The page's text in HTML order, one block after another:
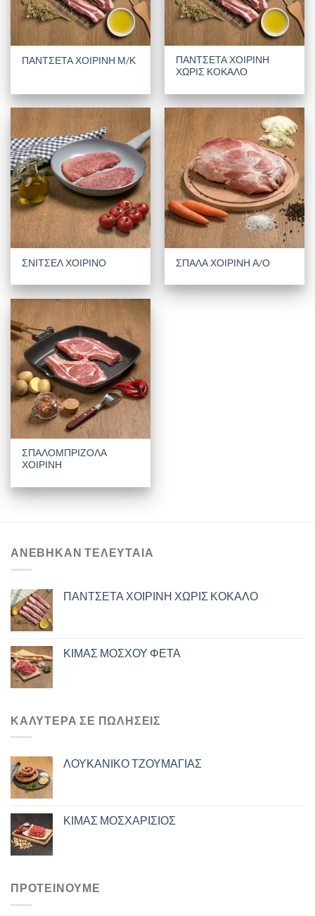
ΠΑΝΤΣΕΤΑ ΧΟΙΡΙΝΗ Μ/Κ
ΠΑΝΤΣΕΤΑ ΧΟΙΡΙΝΗ
ΧΩΡΙΣ ΚΟΚΑΛΟ
ΣΝΙΤΣΕΛ ΧΟΙΡΙΝΟ ΣΠΑΛΑ ΧΟΙΡΙΝΗ Α/Ο
ΣΠΑΛΟΜΠΡΙΖΟΛΑ
ΧΟΙΡΙΝΗ
ΑΝΈΒΗΚΑΝ ΤΕΛΕΥΤΑΊΑ
ΠΑΝΤΣΕΤΑ ΧΟΙΡΙΝΗ ΧΩΡΙΣ ΚΟΚΑΛΟ
ΚΙΜΑΣ ΜΟΣΧΟΥ ΦΕΤΑ
ΚΑΛΎΤΕΡΑ ΣΕ ΠΩΛΉΣΕΙΣ
ΛΟΥΚΑΝΙΚΟ ΤΖΟΥΜΑΓΙΑΣ
ΚΙΜΑΣ ΜΟΣΧΑΡΙΣΙΟΣ
ΠΡΟΤΕΙΝΟΥΜΕ